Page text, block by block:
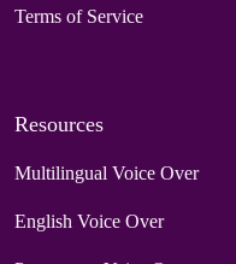
Terms of Service
Resources
Multilingual Voice Over
English Voice Over